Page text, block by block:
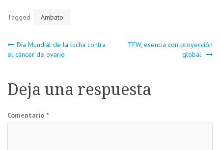
Tagged Ambato
Navegación
entradas
Día Mundial de la lucha contra
el cáncer de ovario
TFW, esencia con proyección
global
Deja una respuesta
Comentario *